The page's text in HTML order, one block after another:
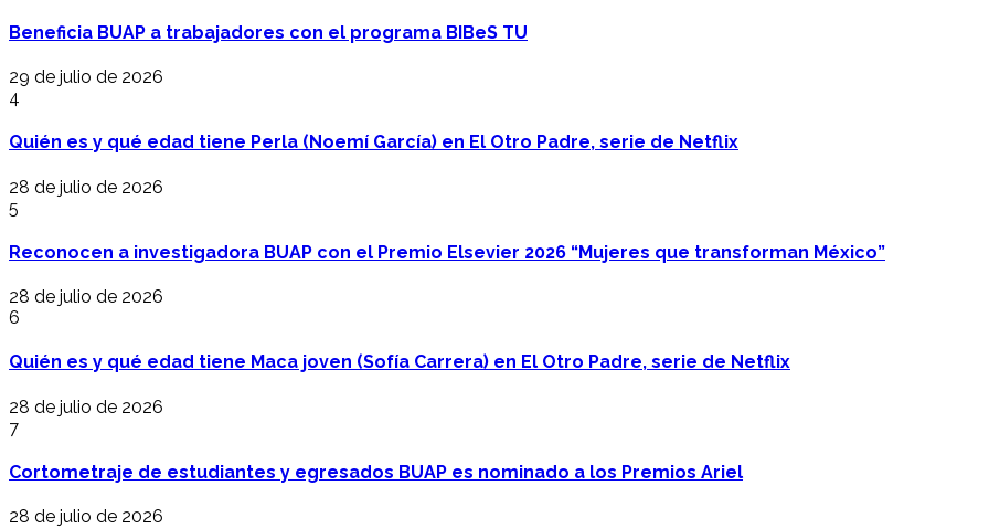
Beneficia BUAP a trabajadores con el programa BIBeS TU
29 de julio de 2026
4
Quién es y qué edad tiene Perla (Noemí García) en El Otro Padre, serie de Netflix
28 de julio de 2026
5
Reconocen a investigadora BUAP con el Premio Elsevier 2026 “Mujeres que transforman México”
28 de julio de 2026
6
Quién es y qué edad tiene Maca joven (Sofía Carrera) en El Otro Padre, serie de Netflix
28 de julio de 2026
7
Cortometraje de estudiantes y egresados BUAP es nominado a los Premios Ariel
28 de julio de 2026